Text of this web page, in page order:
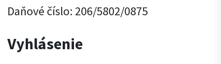
Daňové číslo: 206/5802/0875
Vyhlásenie